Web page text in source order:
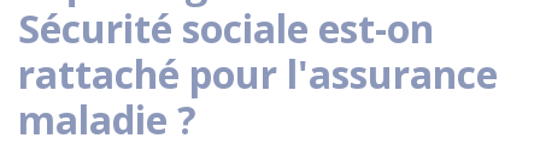
Sécurité sociale est-on
rattaché pour l'assurance
maladie ?